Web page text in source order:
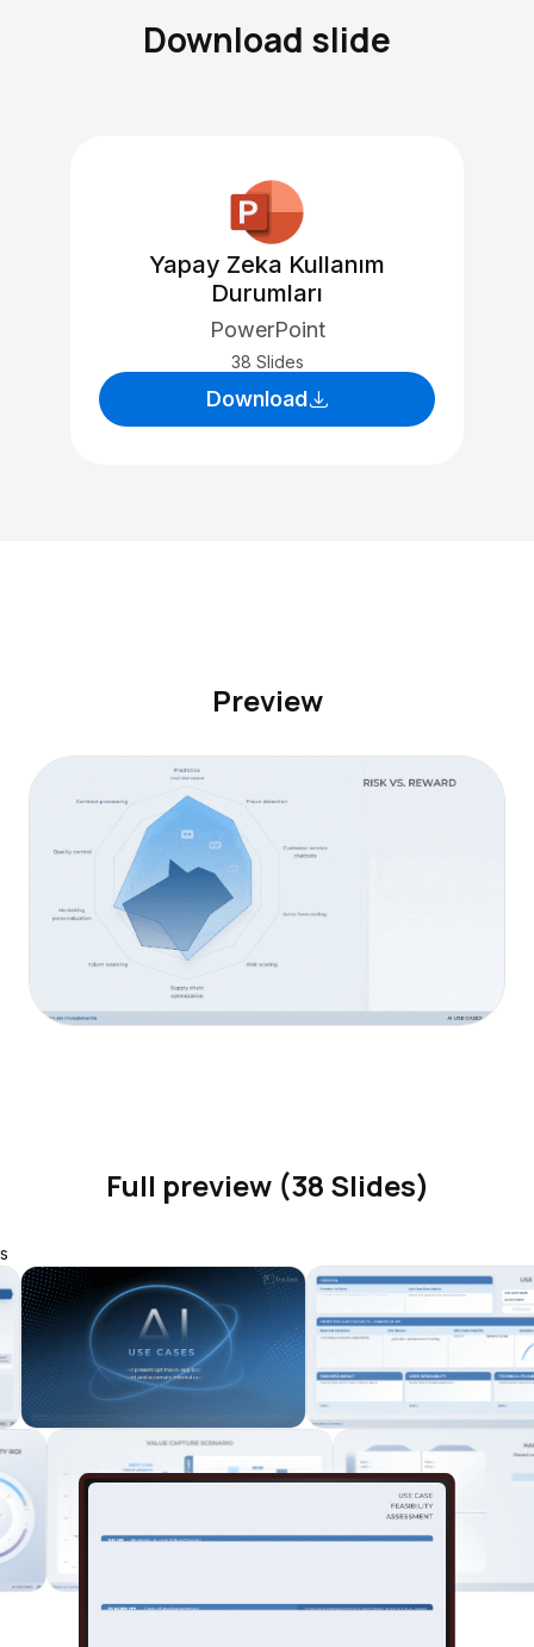
Download slide
Yapay Zeka Kullanım
Durumları
PowerPoint
38 Slides
Download
Preview
Full preview (38 Slides)
s